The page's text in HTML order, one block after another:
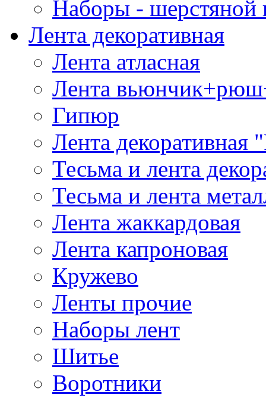
Наборы - шерстяной
Лента декоративная
Лента атласная
Лента
Гипюр
Лента декоративная
Тесьма и лента
Тесьма и лента
Лента жаккардовая
Лента капроновая
Кружево
Ленты прочие
Наборы лент
Шитье
Воротники